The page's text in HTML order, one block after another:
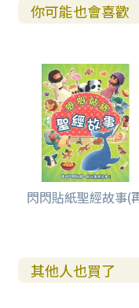
你可能也會喜歡
閃閃貼紙聖經故事(
其他人也買了